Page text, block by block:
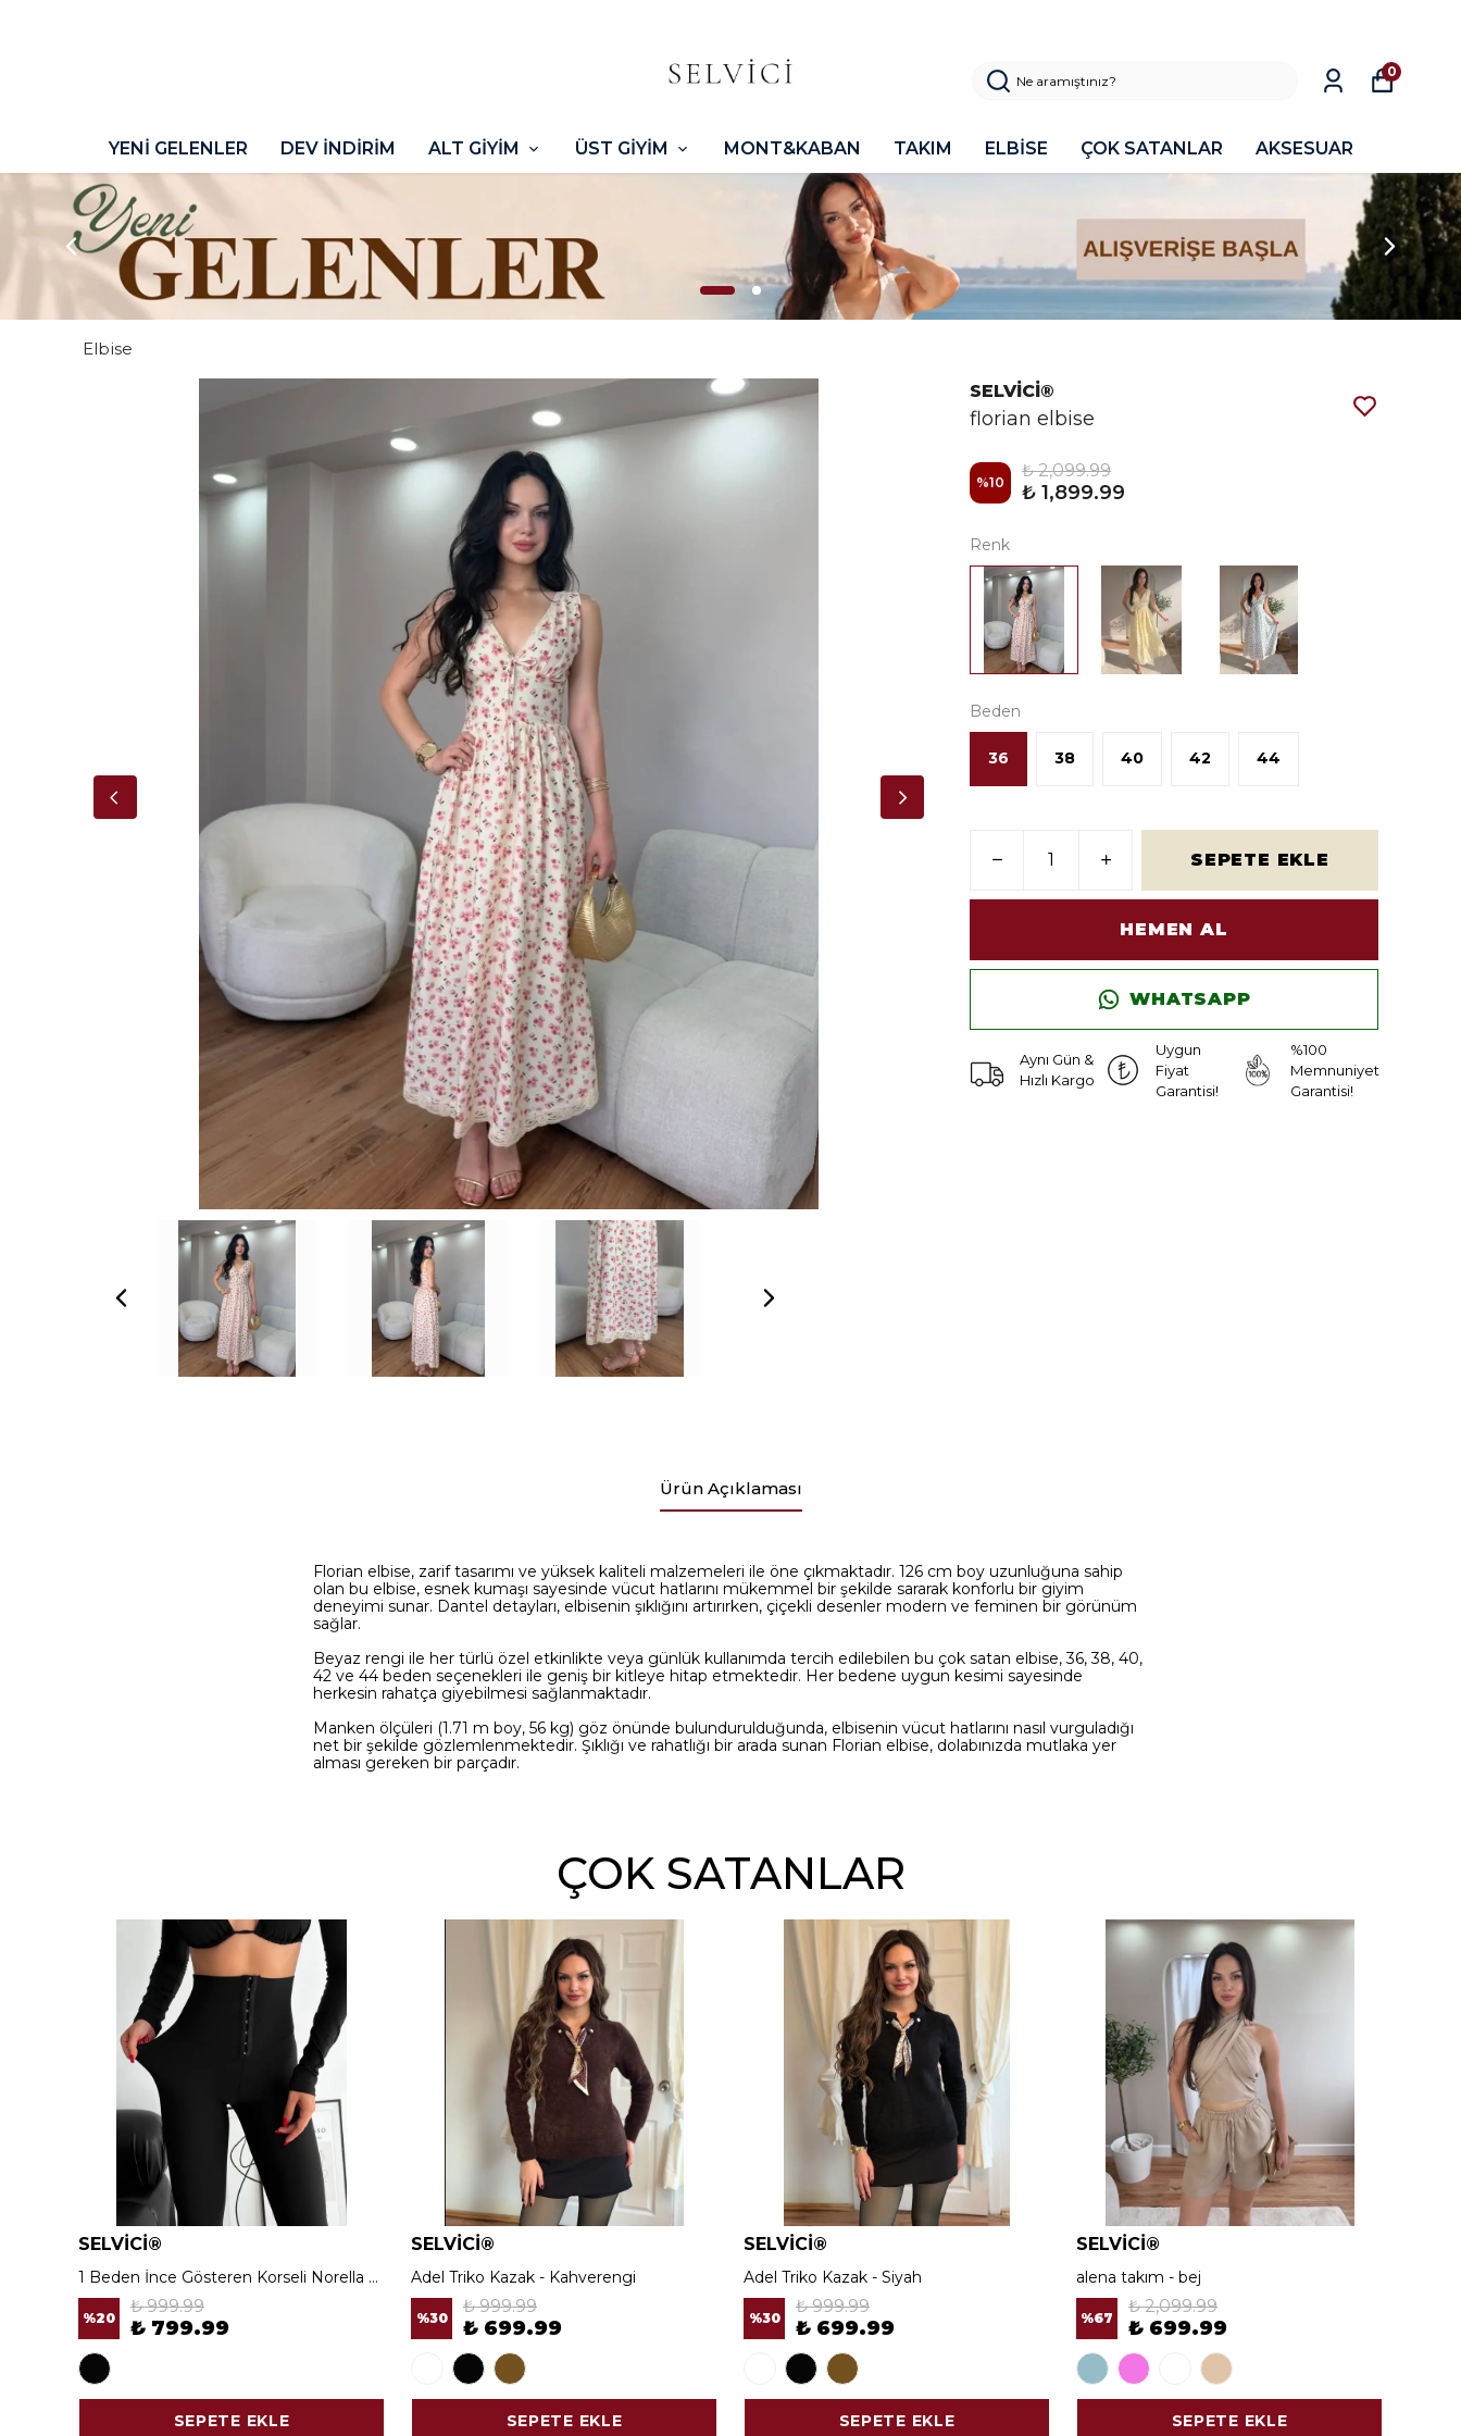
YENİ GELENLER DEV İNDİRİM ALT GİYİM ÜST GİYİM MONT&KABAN TAKIM ELBİSE ÇOK SATANLAR AKSESUAR
0
Elbise
SELVİCİ®
florian elbise
%10
₺ 2,099.99
₺ 1,899.99
Renk
Beden
36 38 40 42 44
SEPETE EKLE
HEMEN AL
WHATSAPP
Aynı Gün &
Hızlı Kargo
Uygun
Fiyat
Garantisi!
%100
Memnuniyet
Garantisi!
Ürün Açıklaması
Florian elbise, zarif tasarımı ve yüksek kaliteli malzemeleri ile öne çıkmaktadır. 126 cm boy uzunluğuna sahip
olan bu elbise, esnek kumaşı sayesinde vücut hatlarını mükemmel bir şekilde sararak konforlu bir giyim
deneyimi sunar. Dantel detayları, elbisenin şıklığını artırırken, çiçekli desenler modern ve feminen bir görünüm
sağlar.
Beyaz rengi ile her türlü özel etkinlikte veya günlük kullanımda tercih edilebilen bu çok satan elbise, 36, 38, 40,
42 ve 44 beden seçenekleri ile geniş bir kitleye hitap etmektedir. Her bedene uygun kesimi sayesinde
herkesin rahatça giyebilmesi sağlanmaktadır.
Manken ölçüleri (1.71 m boy, 56 kg) göz önünde bulundurulduğunda, elbisenin vücut hatlarını nasıl vurguladığı
net bir şekilde gözlemlenmektedir. Şıklığı ve rahatlığı bir arada sunan Florian elbise, dolabınızda mutlaka yer
alması gereken bir parçadır.
ÇOK SATANLAR
SELVİCİ®
1 Beden İnce Gösteren Korseli Norella Tayt
%20
₺ 999.99
₺ 799.99
SEPETE EKLE
SELVİCİ®
Adel Triko Kazak - Kahverengi
%30
₺ 999.99
₺ 699.99
SEPETE EKLE
SELVİCİ®
Adel Triko Kazak - Siyah
%30
₺ 999.99
₺ 699.99
SEPETE EKLE
SELVİCİ®
alena takım - bej
%67
₺ 2,099.99
₺ 699.99
SEPETE EKLE